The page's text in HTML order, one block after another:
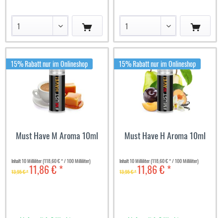
15% Rabatt nur im Onlineshop
Must Have M Aroma 10ml
Inhalt10 Milliliter(118,60 € * / 100 Milliliter)
13,95 € *11,86 € *
15% Rabatt nur im Onlineshop
Must Have H Aroma 10ml
Inhalt10 Milliliter(118,60 € * / 100 Milliliter)
13,95 € *11,86 € *